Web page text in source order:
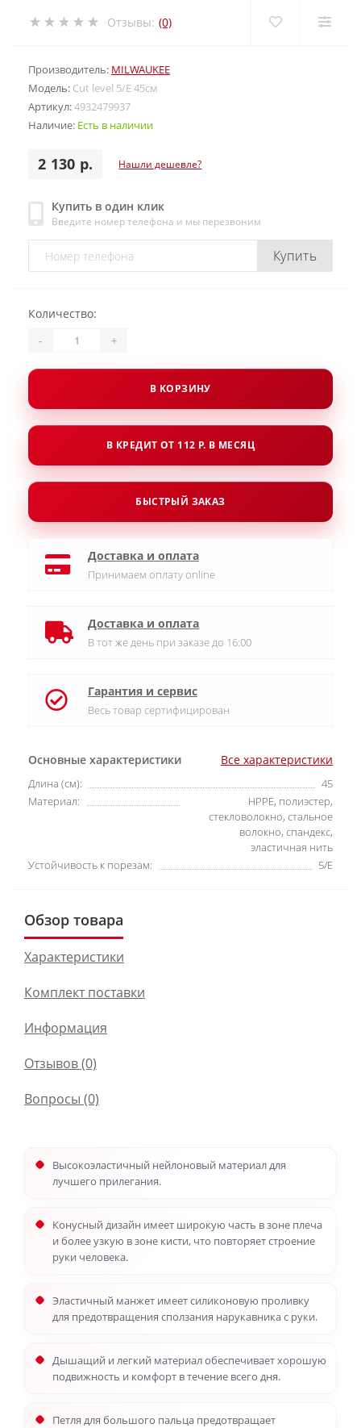
Отзывы: (0)
Производитель: MILWAUKEE
Модель: Cut level 5/Е 45см
Артикул:4932479937
Наличие: Есть в наличии
2 130 р. Нашли дешевле?
Купить в один клик
Введите номер телефона и мы перезвоним
Купить
Основные характеристики Все характеристики
Длина (см):
45
Материал:
HPPE, полиэстер,
стекловолокно, стальное
волокно, спандекс,
эластичная нить
Устойчивость к порезам:
5/E
Количество:
- +
В КОРЗИНУ
В КРЕДИТ ОТ 112 Р. В МЕСЯЦ
БЫСТРЫЙ ЗАКАЗ
Доставка и оплата
Принимаем оплату online
Доставка и оплата
В тот же день при заказе до 16:00
Гарантия и сервис
Весь товар сертифицирован
Обзор товара
Характеристики
Комплект поставки
Информация
Отзывов (0)
Вопросы (0)
Высокоэластичный нейлоновый материал для
лучшего прилегания.
Конусный дизайн имеет широкую часть в зоне плеча
и более узкую в зоне кисти, что повторяет строение
руки человека.
Эластичный манжет имеет силиконовую проливку
для предотвращения сползания нарукавника с руки.
Дышащий и легкий материал обеспечивает хорошую
подвижность и комфорт в течение всего дня.
Петля для большого пальца предотвращает